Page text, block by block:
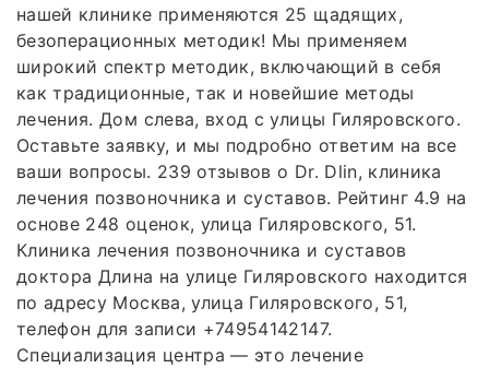
нашей клинике применяются 25 щадящих,
безоперационных методик! Мы применяем
широкий спектр методик, включающий в себя
как традиционные, так и новейшие методы
лечения. Дом слева, вход с улицы Гиляровского.
Оставьте заявку, и мы подробно ответим на все
ваши вопросы. 239 отзывов о Dr. Dlin, клиника
лечения позвоночника и суставов. Рейтинг 4.9 на
основе 248 оценок, улица Гиляровского, 51.
Клиника лечения позвоночника и суставов
доктора Длина на улице Гиляровского находится
по адресу Москва, улица Гиляровского, 51,
телефон для записи +74954142147.
Специализация центра — это лечение